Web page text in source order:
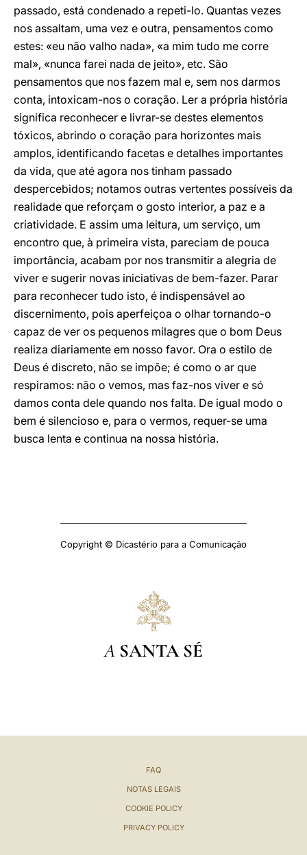
passado, está condenado a repeti-lo. Quantas vezes
nos assaltam, uma vez e outra, pensamentos como
estes: «eu não valho nada», «a mim tudo me corre
mal», «nunca farei nada de jeito», etc. São
pensamentos que nos fazem mal e, sem nos darmos
conta, intoxicam-nos o coração. Ler a própria história
significa reconhecer e livrar-se destes elementos
tóxicos, abrindo o coração para horizontes mais
amplos, identificando facetas e detalhes importantes
da vida, que até agora nos tinham passado
despercebidos; notamos outras vertentes possíveis da
realidade que reforçam o gosto interior, a paz e a
criatividade. E assim uma leitura, um serviço, um
encontro que, à primeira vista, pareciam de pouca
importância, acabam por nos transmitir a alegria de
viver e sugerir novas iniciativas de bem-fazer. Parar
para reconhecer tudo isto, é indispensável ao
discernimento, pois aperfeiçoa o olhar tornando-o
capaz de ver os pequenos milagres que o bom Deus
realiza diariamente em nosso favor. Ora o estilo de
Deus é discreto, não se impõe; é como o ar que
respiramos: não o vemos, mas faz-nos viver e só
damos conta dele quando nos falta. De igual modo o
bem é silencioso e, para o vermos, requer-se uma
busca lenta e continua na nossa história.
Copyright © Dicastério para a Comunicação
A SANTA SÉ
FAQ
NOTAS LEGAIS
COOKIE POLICY
PRIVACY POLICY